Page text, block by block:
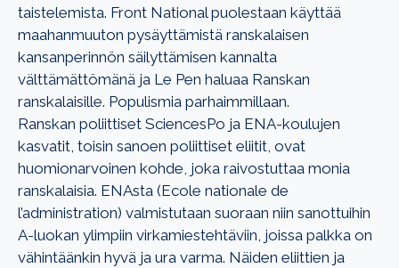
taistelemista. Front National puolestaan käyttää
maahanmuuton pysäyttämistä ranskalaisen
kansanperinnön säilyttämisen kannalta
välttämättömänä ja Le Pen haluaa Ranskan
ranskalaisille. Populismia parhaimmillaan.
Ranskan poliittiset SciencesPo ja ENA-koulujen
kasvatit, toisin sanoen poliittiset eliitit, ovat
huomionarvoinen kohde, joka raivostuttaa monia
ranskalaisia. ENAsta (Ecole nationale de
l’administration) valmistutaan suoraan niin sanottuihin
A-luokan ylimpiin virkamiestehtäviin, joissa palkka on
vähintäänkin hyvä ja ura varma. Näiden eliittien ja